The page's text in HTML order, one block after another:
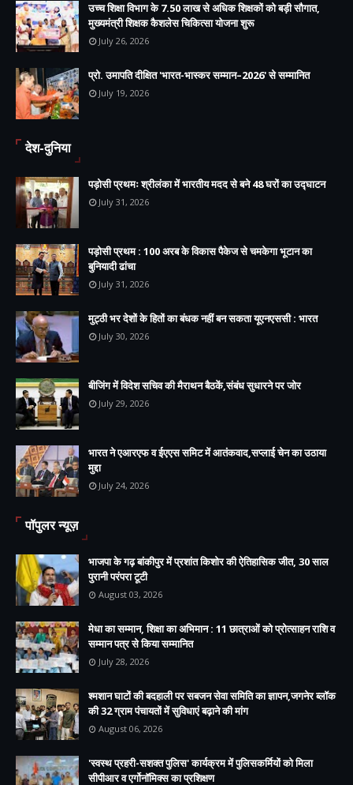
उच्च शिक्षा विभाग के 7.50 लाख से अधिक शिक्षकों को बड़ी सौगात,
मुख्यमंत्री शिक्षक कैशलेस चिकित्सा योजना शुरू
July 26, 2026
प्रो. उमापति दीक्षित 'भारत-भास्कर सम्मान–2026' से सम्मानित
July 19, 2026
देश-दुनिया
पड़ोसी प्रथमः श्रीलंका में भारतीय मदद से बने 48 घरों का उद्घाटन
July 31, 2026
पड़ोसी प्रथम : 100 अरब के विकास पैकेज से चमकेगा भूटान का
बुनियादी ढांचा
July 31, 2026
मुट्ठी भर देशों के हितों का बंधक नहीं बन सकता यूएनएससी : भारत
July 30, 2026
बीजिंग में विदेश सचिव की मैराथन बैठकें,संबंध सुधारने पर जोर
July 29, 2026
भारत ने एआरएफ व ईएएस समिट में आतंकवाद,सप्लाई चेन का उठाया
मुद्दा
July 24, 2026
पॉपुलर न्यूज़
भाजपा के गढ़ बांकीपुर में प्रशांत किशोर की ऐतिहासिक जीत, 30 साल
पुरानी परंपरा टूटी
August 03, 2026
मेधा का सम्मान, शिक्षा का अभिमान : 11 छात्राओं को प्रोत्साहन राशि व
सम्मान पत्र से किया सम्मानित
July 28, 2026
श्मशान घाटों की बदहाली पर सबजन सेवा समिति का ज्ञापन,जगनेर ब्लॉक
की 32 ग्राम पंचायतों में सुविधाएं बढ़ाने की मांग
August 06, 2026
'स्वस्थ प्रहरी-सशक्त पुलिस' कार्यक्रम में पुलिसकर्मियों को मिला
सीपीआर व एर्गोनॉमिक्स का प्रशिक्षण